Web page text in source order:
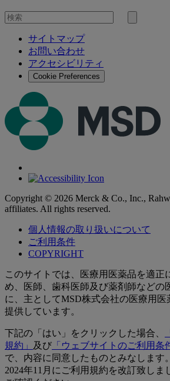
を
検
サイトマップ
お問い合わせ
アクセシビリティ
Cookie Preferences
Copyright © 2026 Merck & Co., Inc.,
affiliates. All rights reserved.
個人情報の取り扱いについて
ご利用条件
COPYRIGHT
このサイトでは、医療用医薬品を適正
め、医師、歯科医師及び薬剤師などの
に、主としてMSD株式会社の医療用医
提供しています。
下記の「はい」をクリックした場合、
規約」
及び 「ウェブサイトのご利用条
で、内容に同意したものとみなします。
2024年11月にご利用規約を改訂致しま